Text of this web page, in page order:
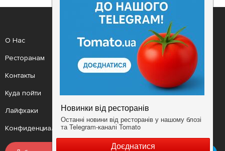
О Нас
Ресторанам
Контакты
Куда пойти
Лайфхаки
Конфиденциальность
Рецепт дня
Новости
Анонсы
Мобильное приложение
Условия